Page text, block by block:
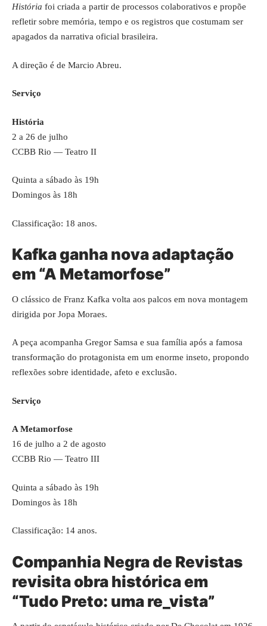
História foi criada a partir de processos colaborativos e propõe
refletir sobre memória, tempo e os registros que costumam ser
apagados da narrativa oficial brasileira.
A direção é de Marcio Abreu.
Serviço
História
2 a 26 de julho
CCBB Rio — Teatro II
Quinta a sábado às 19h
Domingos às 18h
Classificação: 18 anos.
Kafka ganha nova adaptação
em “A Metamorfose”
O clássico de Franz Kafka volta aos palcos em nova montagem
dirigida por Jopa Moraes.
A peça acompanha Gregor Samsa e sua família após a famosa
transformação do protagonista em um enorme inseto, propondo
reflexões sobre identidade, afeto e exclusão.
Serviço
A Metamorfose
16 de julho a 2 de agosto
CCBB Rio — Teatro III
Quinta a sábado às 19h
Domingos às 18h
Classificação: 14 anos.
Companhia Negra de Revistas
revisita obra histórica em
“Tudo Preto: uma re_vista”